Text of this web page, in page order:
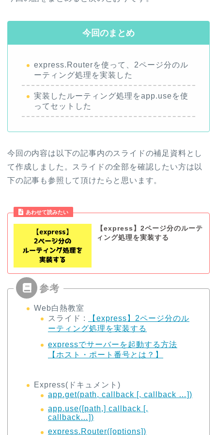
今回のまとめ
express.Routerを使って、2ページ分のル
ーティング処理を実装した
実装したルーティング処理をapp.useを使
ってセットした
今回の内容は以下の記事内のスライドの補足資料とし
て作成しました。スライドの全部を確認したい方は以
下の記事も参照して頂けたらと思います。
あわせて読みたい
【express】2ページ分のルーテ
ィング処理を実装する
Web白熱教室
スライド :
【express】2ページ分のル
ーティング処理を実装する
expressでサーバーを起動する方法
【ホスト・ポート番号とは？】
Express(ドキュメント)
app.get(path, callback [, callback …])
app.use([path,] callback [,
callback…])
express.Router([options])